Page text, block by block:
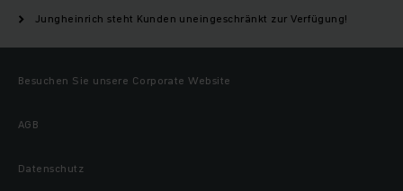
Jungheinrich steht Kunden uneingeschränkt zur Verfügung!
Besuchen Sie unsere Corporate Website
AGB
Datenschutz